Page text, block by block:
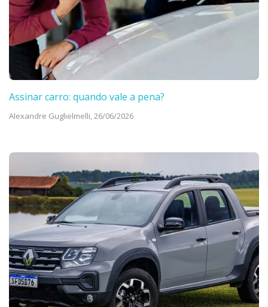
Assinar carro: quando vale a pena?
Alexandre Guglielmelli,26/06/2026